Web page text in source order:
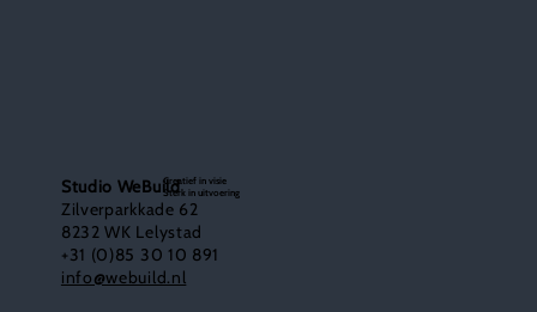
Studio WeBuild
Zilverparkkade 62
8232 WK Lelystad
+31 (0)85 30 10 891
info@webuild.nl
Creatief in visie
Sterk in uitvoering